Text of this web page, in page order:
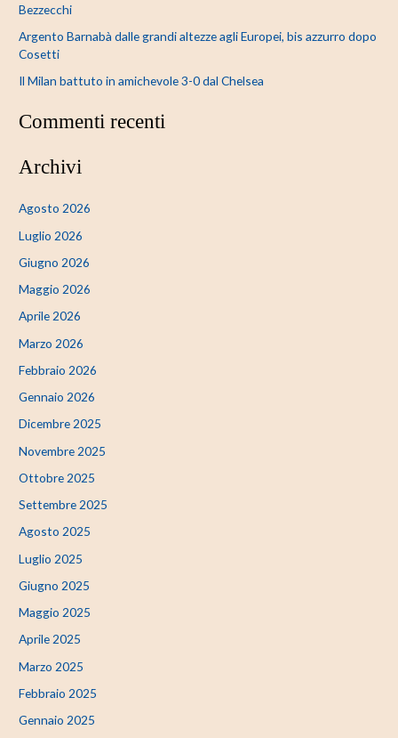
Bezzecchi
Argento Barnabà dalle grandi altezze agli Europei, bis azzurro dopo
Cosetti
Il Milan battuto in amichevole 3-0 dal Chelsea
Commenti recenti
Archivi
Agosto 2026
Luglio 2026
Giugno 2026
Maggio 2026
Aprile 2026
Marzo 2026
Febbraio 2026
Gennaio 2026
Dicembre 2025
Novembre 2025
Ottobre 2025
Settembre 2025
Agosto 2025
Luglio 2025
Giugno 2025
Maggio 2025
Aprile 2025
Marzo 2025
Febbraio 2025
Gennaio 2025